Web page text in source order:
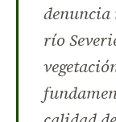
denuncia
río